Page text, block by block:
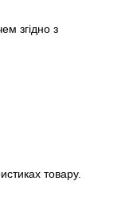
згідно з
товару.